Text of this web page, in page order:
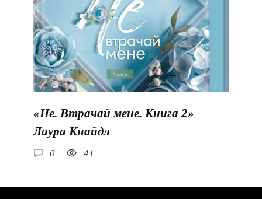
«Не. Втрачай мене. Книга 2»
Лаура Кнайдл
0 41